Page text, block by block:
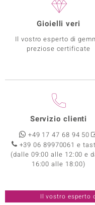
Gioielli veri
Il vostro esperto di
preziose certificate
Servizio clienti
+49 17 47 68 94 50
+39 06 89970061 e
(dalle 09:00 alle 12:00 e
16:00 alle 18:00)
Il vostro esperto